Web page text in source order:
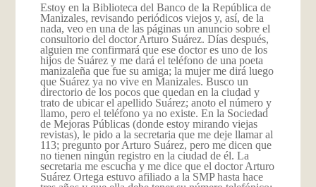
Estoy en la Biblioteca del Banco de la República de
Manizales, revisando periódicos viejos y, así, de la
nada, veo en una de las páginas un anuncio sobre el
consultorio del doctor Arturo Suárez. Días después,
alguien me confirmará que ese doctor es uno de los
hijos de Suárez y me dará el teléfono de una poeta
manizaleña que fue su amiga; la mujer me dirá luego
que Suárez ya no vive en Manizales. Busco un
directorio de los pocos que quedan en la ciudad y
trato de ubicar el apellido Suárez; anoto el número y
llamo, pero el teléfono ya no existe. En la Sociedad
de Mejoras Públicas (donde estoy mirando viejas
revistas), le pido a la secretaria que me deje llamar al
113; pregunto por Arturo Suárez, pero me dicen que
no tienen ningún registro en la ciudad de él. La
secretaria me escucha y me dice que el doctor Arturo
Suárez Ortega estuvo afiliado a la SMP hasta hace